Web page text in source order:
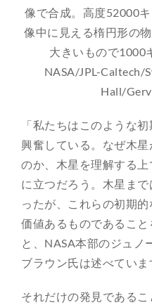
像で合成。高度52000
像中に見える楕円形の
大きいもので1000
NASA/JPL-Caltech/
Hall/
「私たちはこのような
興奮している。なぜ木
のか、木星を理解する
に立つだろう。木星ま
ったが、これらの初期
価値あるものであること
と、NASA本部のジュノ
ブラウン氏は述べていま
それだけの発見である